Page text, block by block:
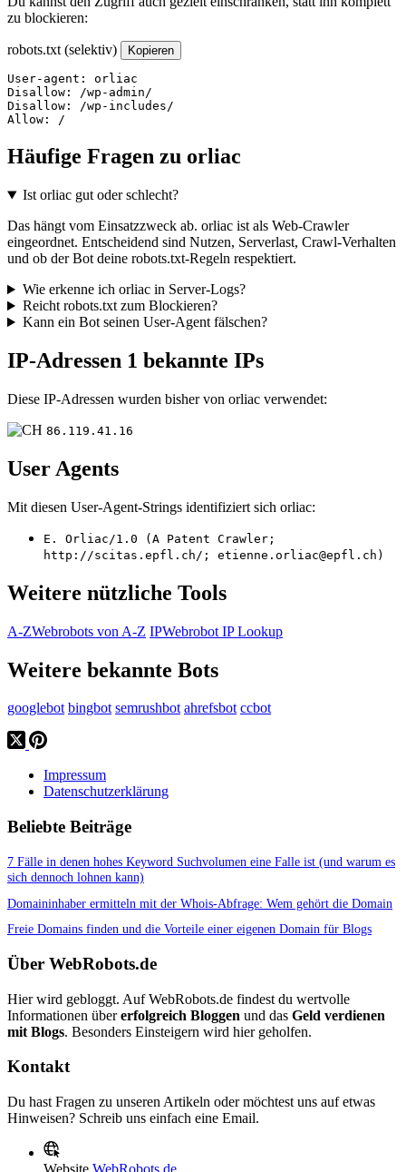
zu blockieren:
robots.txt (selektiv) Kopieren
User-agent: orliac
Disallow: /wp-admin/
Disallow: /wp-includes/
Allow: /
Häufige Fragen zu orliac
Ist orliac gut oder schlecht?
Das hängt vom Einsatzzweck ab. orliac ist als Web-Crawler
eingeordnet. Entscheidend sind Nutzen, Serverlast, Crawl-Verhalten
und ob der Bot deine robots.txt-Regeln respektiert.
Wie erkenne ich orliac in Server-Logs?
Reicht robots.txt zum Blockieren?
Kann ein Bot seinen User-Agent fälschen?
IP-Adressen 1 bekannte IPs
Diese IP-Adressen wurden bisher von orliac verwendet:
86.119.41.16
User Agents
Mit diesen User-Agent-Strings identifiziert sich orliac:
E. Orliac/1.0 (A Patent Crawler;
http://scitas.epfl.ch/; etienne.orliac@epfl.ch)
Weitere nützliche Tools
A-ZWebrobots von A-Z IPWebrobot IP Lookup
Weitere bekannte Bots
googlebot bingbot semrushbot ahrefsbot ccbot
Impressum
Datenschutzerklärung
Beliebte Beiträge
7 Fälle in denen hohes Keyword Suchvolumen eine Falle ist (und warum es
sich dennoch lohnen kann)
Domaininhaber ermitteln mit der Whois-Abfrage: Wem gehört die Domain
Freie Domains finden und die Vorteile einer eigenen Domain für Blogs
Über WebRobots.de
Hier wird gebloggt. Auf WebRobots.de findest du wertvolle
Informationen übererfolgreich Bloggen und das Geld verdienen
mit Blogs. Besonders Einsteigern wird hier geholfen.
Kontakt
Du hast Fragen zu unseren Artikeln oder möchtest uns auf etwas
Hinweisen? Schreib uns einfach eine Email.